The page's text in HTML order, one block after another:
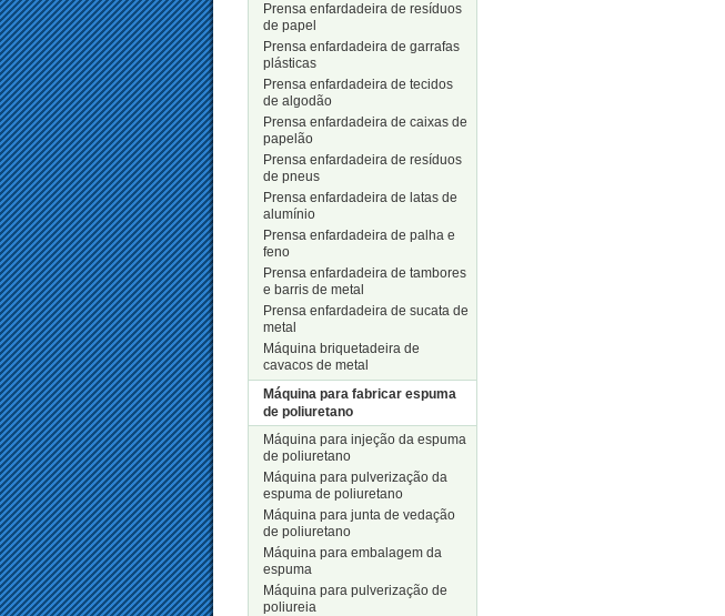
Prensa enfardadeira de resíduos
de papel
Prensa enfardadeira de garrafas
plásticas
Prensa enfardadeira de tecidos
de algodão
Prensa enfardadeira de caixas de
papelão
Prensa enfardadeira de resíduos
de pneus
Prensa enfardadeira de latas de
alumínio
Prensa enfardadeira de palha e
feno
Prensa enfardadeira de tambores
e barris de metal
Prensa enfardadeira de sucata de
metal
Máquina briquetadeira de
cavacos de metal
Máquina para fabricar espuma
de poliuretano
Máquina para injeção da espuma
de poliuretano
Máquina para pulverização da
espuma de poliuretano
Máquina para junta de vedação
de poliuretano
Máquina para embalagem da
espuma
Máquina para pulverização de
poliureia